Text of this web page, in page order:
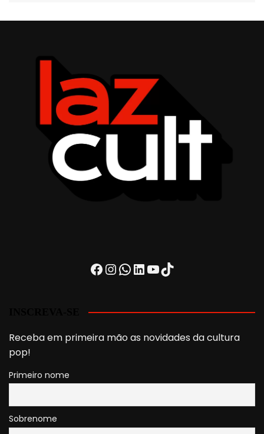
Facebook
Instagram
WhatsApp
LinkedIn
Youtube
TikTok
Receba em primeira mão as novidades da cultura
pop!
Primeiro nome
Sobrenome